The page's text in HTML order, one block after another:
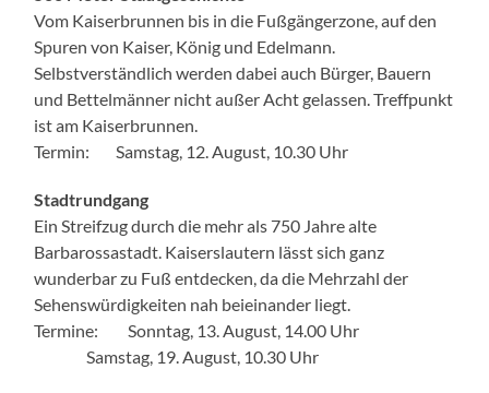
Vom Kaiserbrunnen bis in die Fußgängerzone, auf den
Spuren von Kaiser, König und Edelmann.
Selbstverständlich werden dabei auch Bürger, Bauern
und Bettelmänner nicht außer Acht gelassen. Treffpunkt
ist am Kaiserbrunnen.
Termin: Samstag, 12. August, 10.30 Uhr
Stadtrundgang
Ein Streifzug durch die mehr als 750 Jahre alte
Barbarossastadt. Kaiserslautern lässt sich ganz
wunderbar zu Fuß entdecken, da die Mehrzahl der
Sehenswürdigkeiten nah beieinander liegt.
Termine: Sonntag, 13. August, 14.00 Uhr
Samstag, 19. August, 10.30 Uhr